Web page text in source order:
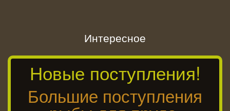
Интересное
Новые поступления!
Большие поступления